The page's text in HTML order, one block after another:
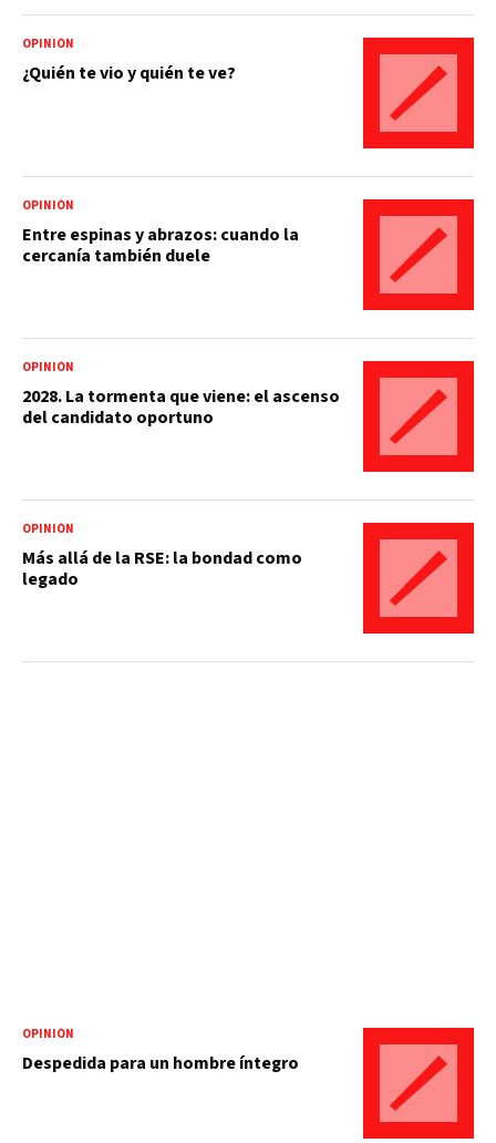
OPINIÓN
¿Quién te vio y quién te ve?
OPINIÓN
Entre espinas y abrazos: cuando la
cercanía también duele
OPINIÓN
2028. La tormenta que viene: el ascenso
del candidato oportuno
OPINIÓN
Más allá de la RSE: la bondad como
legado
OPINIÓN
Despedida para un hombre íntegro